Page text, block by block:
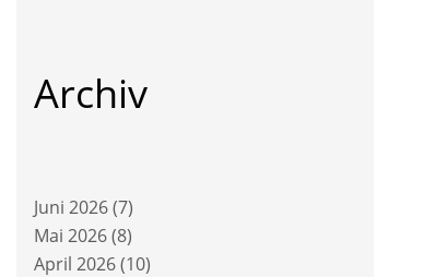
Archiv
Juni 2026(7)
Mai 2026(8)
April 2026(10)